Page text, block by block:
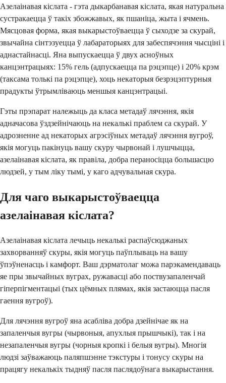
Азелаінавая кіслата - гэта дыкарбанавая кіслата, якая натуральна
сустракаецца ў такіх збожжавых, як пшаніца, жыта і ячмень.
Мясцовая форма, якая выкарыстоўваецца ў сыходзе за скурай,
звычайна сінтэзуецца ў лабараторыях для забеспячэння чысціні і
аднастайнасці. Яна выпускаецца ў двух асноўных
канцэнтрацыях: 15% гель (адпускаецца па рэцэпце) і 20% крэм
(таксама толькі па рэцэпце), хоць некаторыя безрэцэптурныя
прадукты ўтрымліваюць меншыя канцэнтрацыі.
Гэты прэпарат належыць да класа метадаў лячэння, якія
адначасова ўздзейнічаюць на некалькі праблем са скурай. У
адрозненне ад некаторых агрэсіўных метадаў лячэння вугроў,
якія могуць пакінуць вашу скуру чырвонай і лушчыцца,
азелаінавая кіслата, як правіла, добра пераносіцца большасцю
людзей, у тым ліку тымі, у каго адчувальная скура.
Для чаго выкарыстоўваецца
азелаінавая кіслата?
Азелаінавая кіслата лечыць некалькі распаўсюджаных
захворванняў скуры, якія могуць паўплываць на вашу
ўпэўненасць і камфорт. Ваш дэрматолаг можа парэкамендаваць
яе пры звычайных вуграх, ружавасці або поствузапаленчай
гіперпігментацыі (тых цёмных плямах, якія застаюцца пасля
гаення вугроў).
Для лячэння вугроў яна асабліва добра дзейнічае як на
запаленчыя вугры (чырвоныя, апухлыя прышчыкі), так і на
незапаленчыя вугры (чорныя кропкі і белыя вугры). Многія
людзі заўважаюць паляпшэнне тэкстуры і тонусу скуры на
працягу некалькіх тыдняў пасля паслядоўнага выкарыстання.